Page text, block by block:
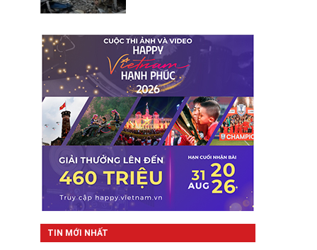
TIN MỚI NHẤT